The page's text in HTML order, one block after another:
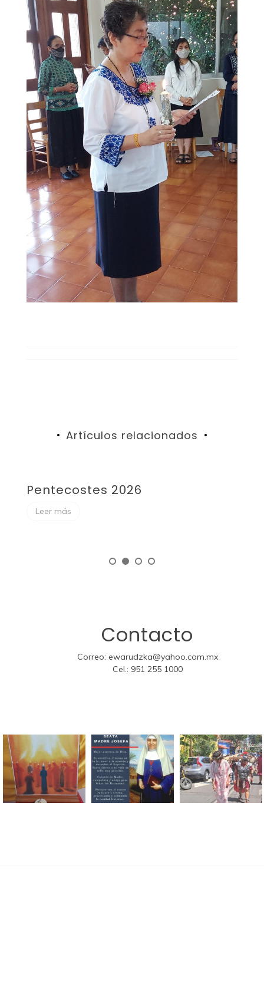
Artículos relacionados
Pentecostes 2026
Leer más
Contacto
Correo: ewarudzka@yahoo.com.mx
Cel.: 951 255 1000